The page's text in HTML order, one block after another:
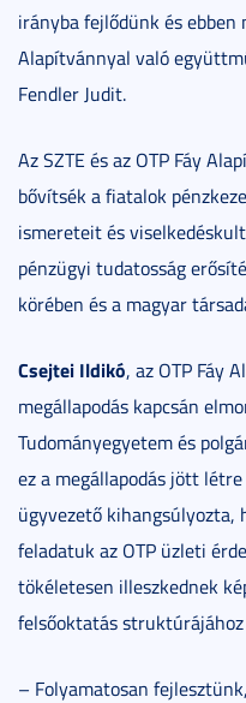
irányba fejlődünk és ebben
Alapítvánnyal való
Fendler Judit.
Az SZTE és az OTP Fáy
bővítsék a fiatalok
ismereteit és
pénzügyi tudatosság
körében és a magyar
Csejtei Ildikó, az OTP Fáy
megállapodás kapcsán
Tudományegyetem és
ez a megállapodás jött
ügyvezető
feladatuk az OTP üzleti
tökéletesen illeszkednek
felsőoktatás struktúrájához
– Folyamatosan